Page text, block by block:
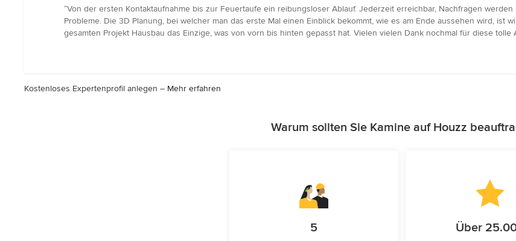
Bewertung:
5
von
“Von der ersten Kontaktaufnahme bis zur Feuertaufe ein reibungsloser Ablauf. Jederzeit erreichbar, Nachfragen
Probleme. Die 3D Planung, bei welcher man das erste Mal einen Einblick bekommt, wie es am Ende aussehen wird, ist
gesamten Projekt Hausbau das Einzige, was von vorn bis hinten gepasst hat. Vielen vielen Dank nochmal für diese tolle
Kostenloses Expertenprofil anlegen – Mehr erfahren
Warum sollten Sie Kamine auf Houzz
5 Über